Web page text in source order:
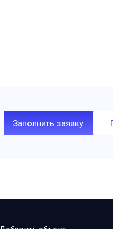
Заполнить заявку